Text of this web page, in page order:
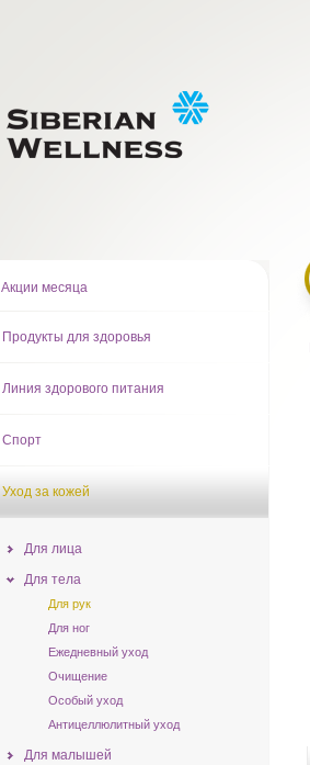
Акции месяца
Продукты для здоровья
Линия здорового питания
Спорт
Уход за кожей
Для лица
Для тела
Для рук
Для ног
Ежедневный уход
Очищение
Особый уход
Антицеллюлитный уход
Для малышей